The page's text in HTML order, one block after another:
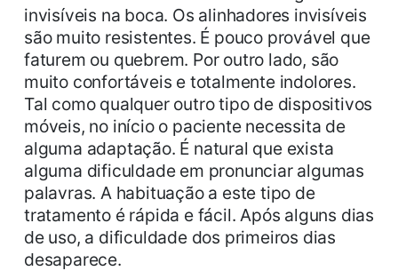
invisíveis na boca. Os alinhadores invisíveis
são muito resistentes. É pouco provável que
faturem ou quebrem. Por outro lado, são
muito confortáveis e totalmente indolores.
Tal como qualquer outro tipo de dispositivos
móveis, no início o paciente necessita de
alguma adaptação. É natural que exista
alguma dificuldade em pronunciar algumas
palavras. A habituação a este tipo de
tratamento é rápida e fácil. Após alguns dias
de uso, a dificuldade dos primeiros dias
desaparece.